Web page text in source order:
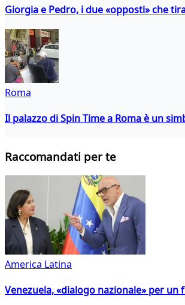
Giorgia e Pedro, i due «opposti» che
Roma
Il palazzo di Spin Time a Roma è un
Raccomandati per te
America Latina
Venezuela, «dialogo nazionale» per